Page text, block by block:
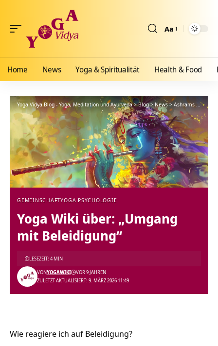
Aa
Home News Yoga & Spiritualität Health & Food
Yoga Vidya Blog - Yoga, Meditation und Ayurveda>Blog>News> Ashrams>
GEMEINSCHAFTYOGA PSYCHOLOGIE
Yoga Wiki über: „Umgang
mit Beleidigung“
ZULETZT AKTUALISIERT: 9. MÄRZ 2026 11:49
VONYOGAWIKI VOR 9 JAHREN
LESEZEIT: 4 MIN
Wie reagiere ich auf Beleidigung?